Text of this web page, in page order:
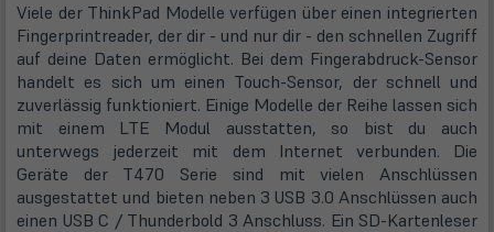
Viele der ThinkPad Modelle verfügen über einen integrierten
Fingerprintreader, der dir - und nur dir - den schnellen Zugriff
auf deine Daten ermöglicht. Bei dem Fingerabdruck-Sensor
handelt es sich um einen Touch-Sensor, der schnell und
zuverlässig funktioniert. Einige Modelle der Reihe lassen sich
mit einem LTE Modul ausstatten, so bist du auch
unterwegs jederzeit mit dem Internet verbunden. Die
Geräte der T470 Serie sind mit vielen Anschlüssen
ausgestattet und bieten neben 3 USB 3.0 Anschlüssen auch
einen USB C / Thunderbold 3 Anschluss. Ein SD-Kartenleser